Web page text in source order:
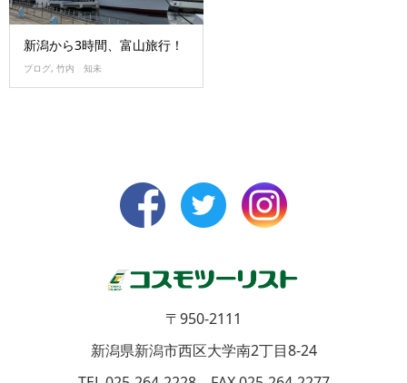
新潟から3時間、富山旅行！
ブログ, 竹内 知未
〒950-2111
新潟県新潟市西区大学南2丁目8-24